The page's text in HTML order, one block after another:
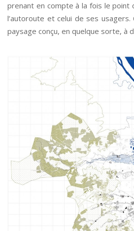
prenant en compte à la fois le point
l’autoroute et celui de ses usagers.
paysage conçu, en quelque sorte, à